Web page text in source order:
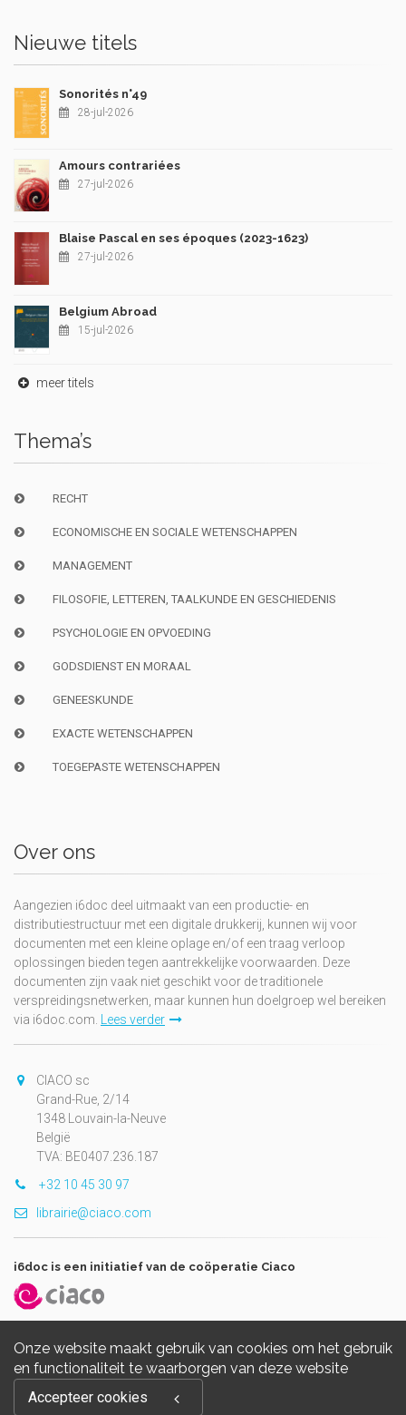
Onze website maakt gebruik van cookies om het gebruik
en functionaliteit te waarborgen van deze website
Accepteer cookies
Nieuwe titels
Sonorités n°49
28-jul-2026
Amours contrariées
27-jul-2026
Blaise Pascal en ses époques (2023-1623)
27-jul-2026
Belgium Abroad
15-jul-2026
meer titels
Thema’s
RECHT
ECONOMISCHE EN SOCIALE WETENSCHAPPEN
MANAGEMENT
FILOSOFIE, LETTEREN, TAALKUNDE EN GESCHIEDENIS
PSYCHOLOGIE EN OPVOEDING
GODSDIENST EN MORAAL
GENEESKUNDE
EXACTE WETENSCHAPPEN
TOEGEPASTE WETENSCHAPPEN
Over ons
Aangezien i6doc deel uitmaakt van een productie- en
distributiestructuur met een digitale drukkerij, kunnen wij voor
documenten met een kleine oplage en/of een traag verloop
oplossingen bieden tegen aantrekkelijke voorwaarden. Deze
documenten zijn vaak niet geschikt voor de traditionele
verspreidingsnetwerken, maar kunnen hun doelgroep wel bereiken
via i6doc.com.
Lees verder
CIACO sc
Grand-Rue, 2/14
1348 Louvain-la-Neuve
België
TVA: BE0407.236.187
+32 10 45 30 97
librairie@ciaco.com
i6doc is een initiatief van de coöperatie Ciaco
Reserved